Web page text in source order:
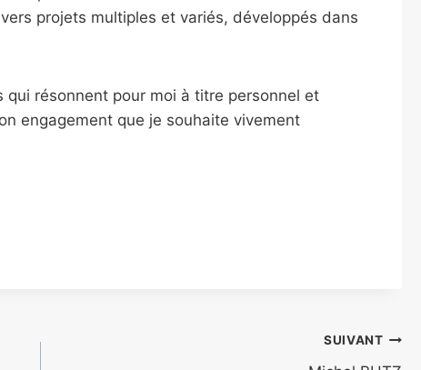
projets multiples et variés, développés dans
résonnent pour moi à titre personnel et
engagement que je souhaite vivement
SUIVANT